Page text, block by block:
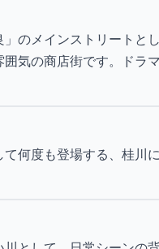
」のメインストリートと
囲気の商店街です。ドラ
て何度も登場する、桂川